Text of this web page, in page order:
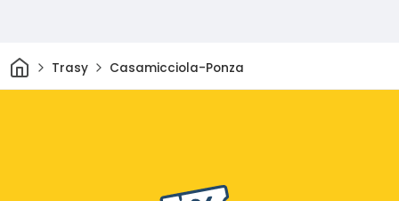
DomTrasy Casamicciola-Ponza